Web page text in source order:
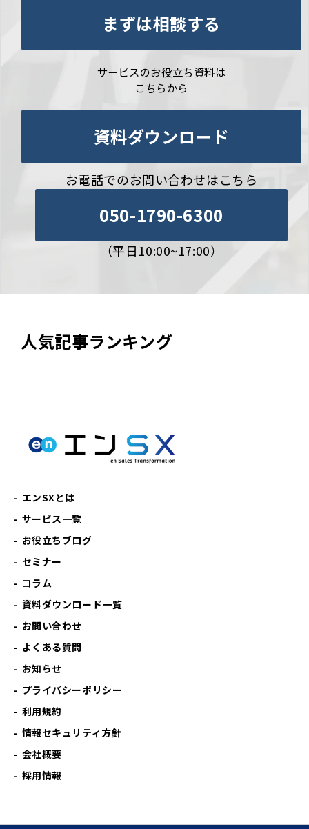
まずは相談する
サービスのお役立ち資料は
こちらから
資料ダウンロード
お電話でのお問い合わせはこちら
050-1790-6300
（平日10:00~17:00）
人気記事ランキング
エンSXとは
サービス一覧
お役立ちブログ
セミナー
コラム
資料ダウンロード一覧
お問い合わせ
よくある質問
お知らせ
プライバシーポリシー
利用規約
情報セキュリティ方針
会社概要
採用情報